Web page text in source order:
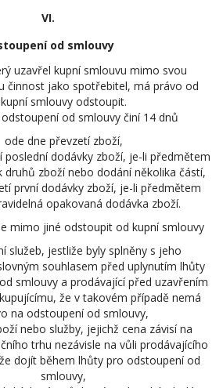
VI.
od smlouvy
uzavřel kupní smlouvu mimo svou
činnost jako spotřebitel, má právo od
kupní smlouvy odstoupit.
od smlouvy činí 14 dnů
ode dne převzetí zboží,
poslední dodávky zboží, je-li předmětem
druhů zboží nebo dodání několika částí,
první dodávky zboží, je-li předmětem
opakovaná dodávka zboží.
mimo jiné odstoupit od kupní smlouvy
služeb, jestliže byly splněny s jeho
souhlasem před uplynutím lhůty
smlouvy a prodávající před uzavřením
že v takovém případě nemá
na odstoupení od smlouvy,
nebo služby, jejichž cena závisí na
trhu nezávisle na vůli prodávajícího
dojít během lhůty pro odstoupení od
smlouvy,